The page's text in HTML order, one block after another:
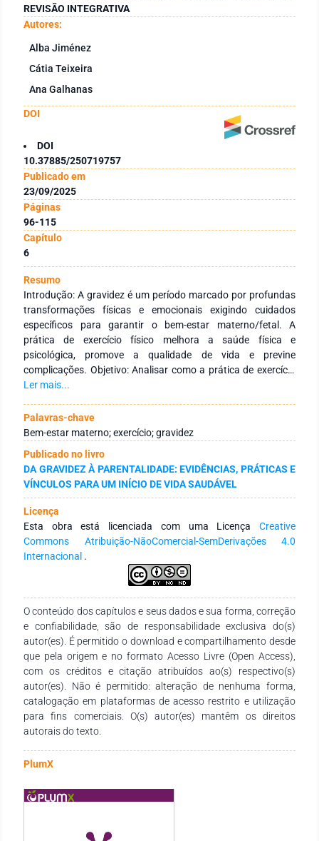
REVISÃO INTEGRATIVA
Autores:
Alba Jiménez
Cátia Teixeira
Ana Galhanas
DOI
DOI
10.37885/250719757
Publicado em
23/09/2025
Páginas
96-115
Capítulo
6
Resumo
Introdução: A gravidez é um período marcado por profundas
transformações físicas e emocionais exigindo cuidados
específicos para garantir o bem-estar materno/fetal. A
prática de exercício físico melhora a saúde física e
psicológica, promove a qualidade de vida e previne
complicações. Objetivo: Analisar como a prática de exercício
físico, em especial, os exercícios de pilates, alongamentos e de
física e psicológica de mulheres durante a gravidez de baixo
risco. Metodologia: Revisão integrativa, na pesquisa e
identificação dos estudos foram utilizadas bases de dados
eletrónicas como PUBMED e EBSCOhost, realizada em Abril
de 2025, com limitação de idioma em inglês, português e
espanhol. Resultados: Segundo as evidências apresentadas
na literatura científica, sustentam que o exercício físico
durante a gravidez está associado a múltiplos benefícios,
tanto para a saúde materna, como para os desfechos no
parto. Foram incluídas neste estudo modalidades como
Pilates, yoga, treino aeróbico, fortalecimento muscular e
atividades com recurso à bola suíça, tendo todos
Pilates, yoga e exercícios do pavimento pélvico durante a
gravidez mostra-se segura e eficaz. Além disso, faltam
estudos com protocolos uniformes e seguimento a longo
prazo para consolidar diretrizes clínicas.
Ler mais...
Palavras-chave
Bem-estar materno; exercício; gravidez
Publicado no livro
DA GRAVIDEZ À PARENTALIDADE: EVIDÊNCIAS, PRÁTICAS E
VÍNCULOS PARA UM INÍCIO DE VIDA SAUDÁVEL
Licença
Esta obra está licenciada com uma Licença Creative
Commons Atribuição-NãoComercial-SemDerivações 4.0
Internacional .
O conteúdo dos capítulos e seus dados e sua forma, correção
e confiabilidade, são de responsabilidade exclusiva do(s)
autor(es). É permitido o download e compartilhamento desde
que pela origem e no formato Acesso Livre (Open Access),
com os créditos e citação atribuídos ao(s) respectivo(s)
autor(es). Não é permitido: alteração de nenhuma forma,
catalogação em plataformas de acesso restrito e utilização
para fins comerciais. O(s) autor(es) mantêm os direitos
autorais do texto.
PlumX